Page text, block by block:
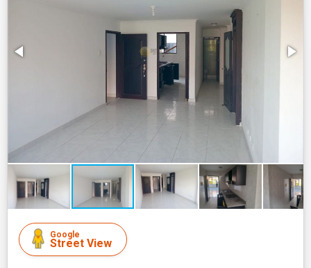
Google
Street View